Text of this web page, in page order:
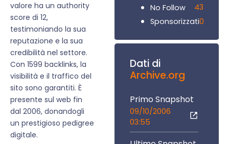
valore ha un authority
score di 12,
testimoniando la sua
reputazione e la sua
credibilità nel settore.
Con 1599 backlinks, la
visibilità e il traffico del
sito sono garantiti. È
presente sul web fin
dal 2006, donandogli
un prestigioso pedigree
digitale.
No Follow
43
Sponsorizzati0
Dati di
Archive.org
Primo Snapshot
09/10/2006
03:55